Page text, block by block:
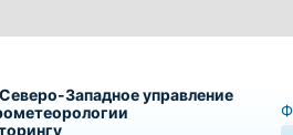
Западное управление